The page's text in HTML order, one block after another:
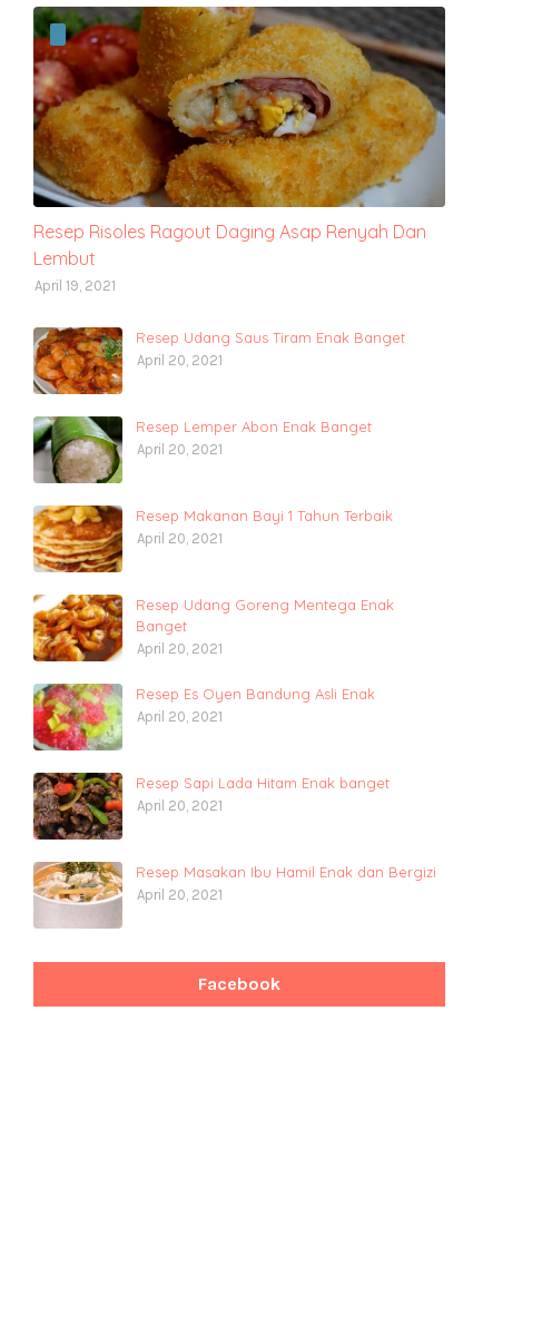
Resep Risoles Ragout Daging Asap Renyah Dan
Lembut
April 19, 2021
Resep Udang Saus Tiram Enak Banget
April 20, 2021
Resep Lemper Abon Enak Banget
April 20, 2021
Resep Makanan Bayi 1 Tahun Terbaik
April 20, 2021
Resep Udang Goreng Mentega Enak
Banget
April 20, 2021
Resep Es Oyen Bandung Asli Enak
April 20, 2021
Resep Sapi Lada Hitam Enak banget
April 20, 2021
Resep Masakan Ibu Hamil Enak dan Bergizi
April 20, 2021
Facebook